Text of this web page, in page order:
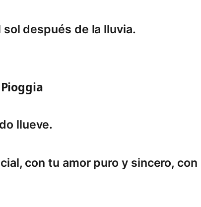
sol después de la lluvia.
llueve.
con tu amor puro y sincero, con